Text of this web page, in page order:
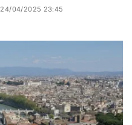
24/04/2025 23:45